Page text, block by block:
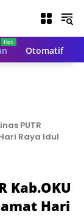
Otomatif
PUTR
Raya Idul
Kab.OKU
Hari